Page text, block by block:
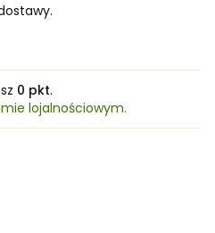
0 pkt.
lojalnościowym.